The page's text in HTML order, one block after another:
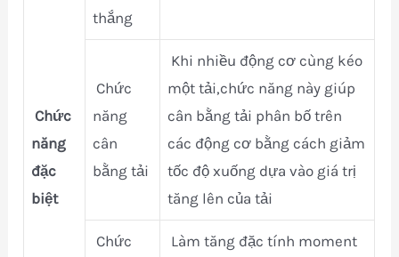
Chức
năng
đặc
biệt
thắng
Chức
năng
cân
bằng tải
Khi nhiều động cơ cùng kéo
một tải,chức năng này giúp
cân bằng tải phân bố trên
các động cơ bằng cách giảm
tốc độ xuống dựa vào giá trị
tăng lên của tải
Chức
Làm tăng đặc tính moment